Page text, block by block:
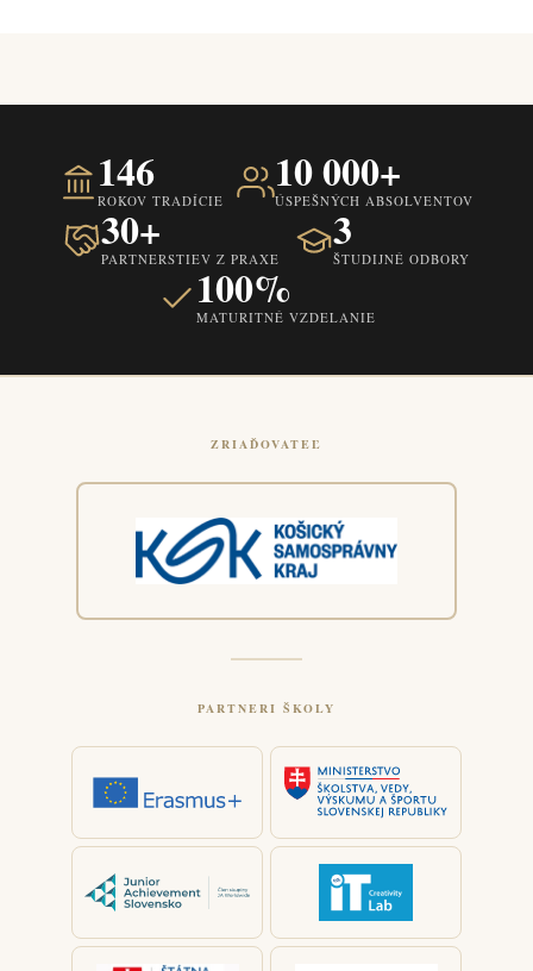
146
ROKOV TRADÍCIE
10 000+
ÚSPEŠNÝCH ABSOLVENTOV
30+
PARTNERSTIEV Z PRAXE
3
ŠTUDIJNÉ ODBORY
100%
MATURITNÉ VZDELANIE
ZRIAĎOVATEĽ
PARTNERI ŠKOLY